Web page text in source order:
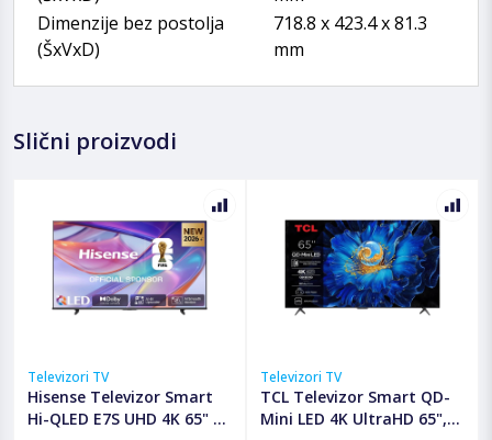
Dimenzije bez postolja
(ŠxVxD)
718.8 x 423.4 x 81.3
mm
Slični proizvodi
Televizori TV
Hisense Televizor Smart
Hi-QLED E7S UHD 4K 65" -
Televizori TV
TCL Televizor Smart QD-
Mini LED 4K UltraHD 65",